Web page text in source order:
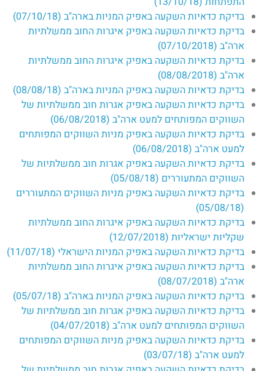
בדיקת כדאיות השקעה באפיק המניות בארה"ב (07/10/18)​
בדיקת כדאיות השקעה באפיק איגרות החוב ממשלתיות
ארה"ב (07/10/2018)
בדיקת כדאיות השקעה באפיק איגרות החוב ממשלתיות
ארה"ב (08/08/2018)
בדיקת כדאיות השקעה באפיק המניות בארה"ב (08/08/18)​
בדיקת כדאיות השקעה באפיק אגרות חוב ממשלתיות של
השווקים המפותחים למעט ארה"ב (06/08/2018)
בדיקת כדאיות השקעה באפיק מניות השווקים המפותחים
למעט ארה"ב (06/08/2018)
בדיקת כדאיות השקעה באפיק אגרות חוב ממשלתיות של
השווקים המתעוררים (05/08/18)
בדיקת כדאיות השקעה באפיק מניות השווקים המתעוררים
(05/08/18)​
בדיקת כדאיות השקעה באפיק איגרות החוב ממשלתיות
שקליות ישראליות (12/07/2018)
בדיקת כדאיות השקעה באפיק המניות הישראלי (11/07/18)​
בדיקת כדאיות השקעה באפיק איגרות החוב ממשלתיות
ארה"ב (08/07/2018)
בדיקת כדאיות השקעה באפיק המניות בארה"ב (05/07/18)​
בדיקת כדאיות השקעה באפיק אגרות חוב ממשלתיות של
השווקים המפותחים למעט ארה"ב (04/07/2018)
בדיקת כדאיות השקעה באפיק מניות השווקים המפותחים
למעט ארה"ב (03/07/18)​